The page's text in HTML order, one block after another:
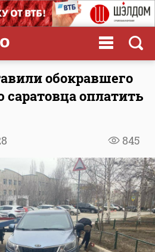
обокравшего
оплатить
845